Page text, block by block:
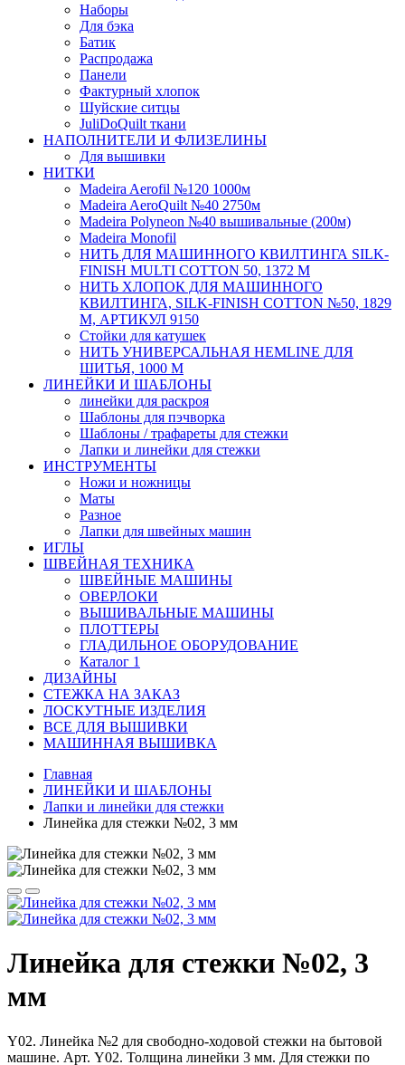
Наборы
Для бэка
Батик
Распродажа
Панели
Фактурный хлопок
Шуйские ситцы
JuliDoQuilt ткани
НАПОЛНИТЕЛИ И ФЛИЗЕЛИНЫ
Для вышивки
НИТКИ
Madeira Aerofil №120 1000м
Madeira AeroQuilt №40 2750м
Madeira Polyneon №40 вышивальные (200м)
Мadeira Monofil
НИТЬ ДЛЯ МАШИННОГО КВИЛТИНГА SILK-
FINISH MULTI COTTON 50, 1372 М
НИТЬ ХЛОПОК ДЛЯ МАШИННОГО
КВИЛТИНГА, SILK-FINISH COTTON №50, 1829
М, АРТИКУЛ 9150
Стойки для катушек
НИТЬ УНИВЕРСАЛЬНАЯ HEMLINE ДЛЯ
ШИТЬЯ, 1000 М
ЛИНЕЙКИ И ШАБЛОНЫ
линейки для раскроя
Шаблоны для пэчворка
Шаблоны / трафареты для стежки
Лапки и линейки для стежки
ИНСТРУМЕНТЫ
Ножи и ножницы
Маты
Разное
Лапки для швейных машин
ИГЛЫ
ШВЕЙНАЯ ТЕХНИКА
ШВЕЙНЫЕ МАШИНЫ
ОВЕРЛОКИ
ВЫШИВАЛЬНЫЕ МАШИНЫ
ПЛОТТЕРЫ
ГЛАДИЛЬНОЕ ОБОРУДОВАНИЕ
Каталог 1
ДИЗАЙНЫ
СТЕЖКА НА ЗАКАЗ
ЛОСКУТНЫЕ ИЗДЕЛИЯ
ВСЕ ДЛЯ ВЫШИВКИ
МАШИННАЯ ВЫШИВКА
Главная
ЛИНЕЙКИ И ШАБЛОНЫ
Лапки и линейки для стежки
Линейка для стежки №02, 3 мм
Линейка для стежки №02, 3
мм
Y02. Линейка №2 для свободно-ходовой стежки на бытовой
машине. Арт. Y02. Толщина линейки 3 мм. Для стежки по